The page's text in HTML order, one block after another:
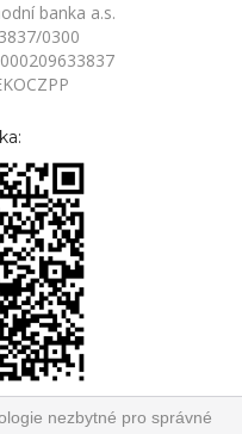
banka a.s.
0300
nezbytné pro správné